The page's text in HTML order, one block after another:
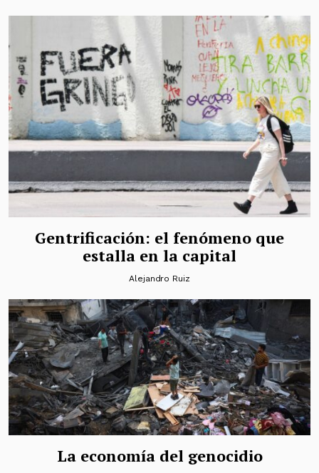
Gentrificación: el fenómeno que
estalla en la capital
Alejandro Ruiz
La economía del genocidio